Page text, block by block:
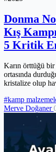
Donma
Kış
5 Kritik
Karın örttüğü
ortasında
kristalize olup
#kamp
Merve Doğaner